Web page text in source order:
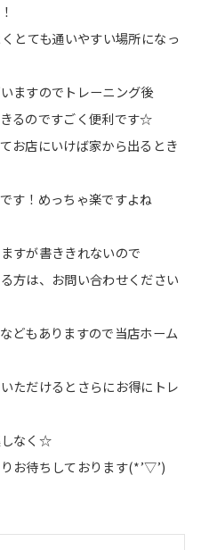
とても通いやすい場所になっ
ますのでトレーニング後
るのですごく便利です☆
お店にいけば家から出るとき
す！めっちゃ楽ですよね
すが書ききれないので
方は、お問い合わせください
どもありますので当店ホーム
ただけるとさらにお得にトレ
しなく☆
お待ちしております(*’▽’)